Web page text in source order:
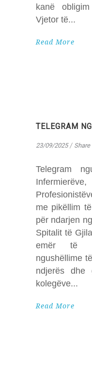
kanë
Vjetor të
Read More
TELEGRAM
23/09/2025 Share
Telegram
me pikëllim
për ndarjen
Spitalit të
emër të
ngushëllime
ndjerës dhe
kolegëve
Read More